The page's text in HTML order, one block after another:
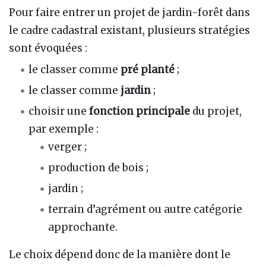
Pour faire entrer un projet de jardin-forêt dans
le cadre cadastral existant, plusieurs stratégies
sont évoquées :
le classer comme pré planté ;
le classer comme jardin ;
choisir unefonction principale du projet,
par exemple :
verger ;
production de bois ;
jardin ;
terrain d’agrément ou autre catégorie
approchante.
Le choix dépend donc de la manière dont le